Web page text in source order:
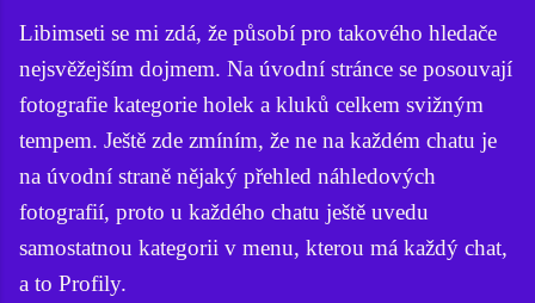
Libimseti se mi zdá, že působí pro takového hledače
nejsvěžejším dojmem. Na úvodní stránce se posouvají
fotografie kategorie holek a kluků celkem svižným
tempem. Ještě zde zmíním, že ne na každém chatu je
na úvodní straně nějaký přehled náhledových
fotografií, proto u každého chatu ještě uvedu
samostatnou kategorii v menu, kterou má každý chat,
a to Profily.